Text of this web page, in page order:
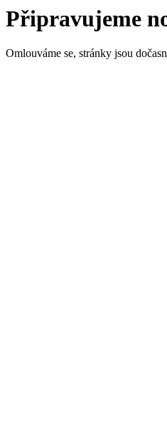
Připravujeme
Omlouváme se, stránky jsou